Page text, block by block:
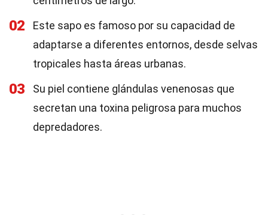
02
Este sapo es famoso por su capacidad de
adaptarse a diferentes entornos, desde selvas
tropicales hasta áreas urbanas.
03
Su piel contiene glándulas venenosas que
secretan una toxina peligrosa para muchos
depredadores.